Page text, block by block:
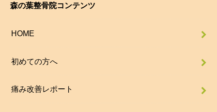
森の葉整骨院コンテンツ
HOME
初めての方へ
痛み改善レポート